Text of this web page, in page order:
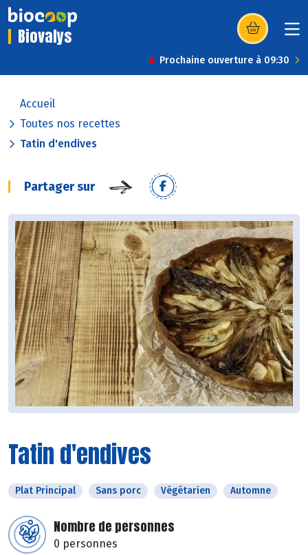
Biovalys (s’ouvre dans
Prochaine ouverture à 09:30
Accueil
Toutes nos recettes
Tatin d'endives
Partager sur
Tatin d'endives
Plat Principal Sans porc Végétarien Automne
Nombre de personnes
0 personnes